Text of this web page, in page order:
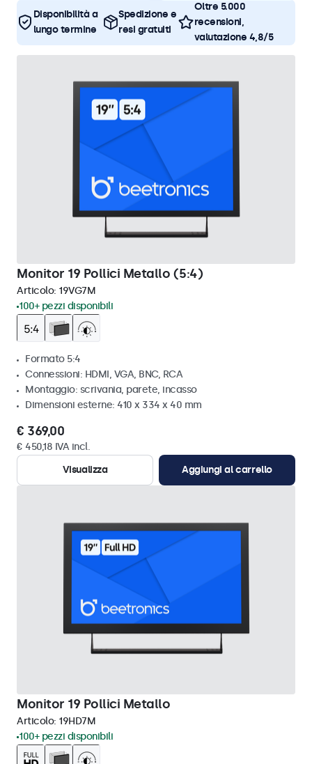
Disponibilità a
lungo termine
Spedizione e
resi gratuiti
Oltre 5.000
recensioni,
valutazione 4,8/5
Monitor 19 Pollici Metallo (5:4)
Articolo: 19VG7M
100+ pezzi disponibili
Formato 5:4
Connessioni: HDMI, VGA, BNC, RCA
Montaggio: scrivania, parete, incasso
Dimensioni esterne: 410 x 334 x 40 mm
€ 369,00
€ 450,18 IVA incl.
Visualizza
Aggiungi al carrello
Monitor 19 Pollici Metallo
Articolo: 19HD7M
100+ pezzi disponibili